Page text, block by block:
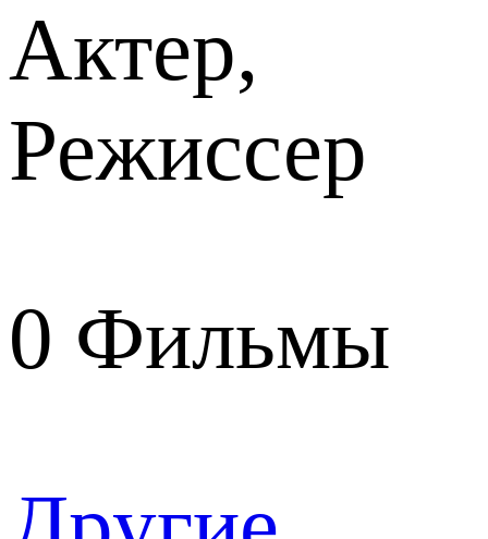
Актер,
Режиссер
0 Фильмы